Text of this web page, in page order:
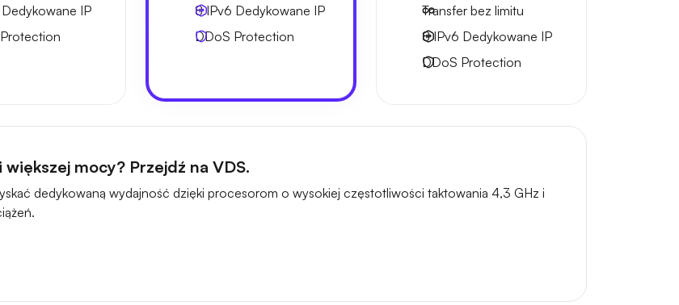
Dedykowane IP
8 IPv6 Dedykowane IP
DDoS Protection
Transfer bez limitu
8 IPv6 Dedykowane IP
DDoS Protection
mocy? Przejdź na VDS.
dedykowaną wydajność dzięki procesorom o wysokiej częstotliwości taktowania 4,3 GHz i